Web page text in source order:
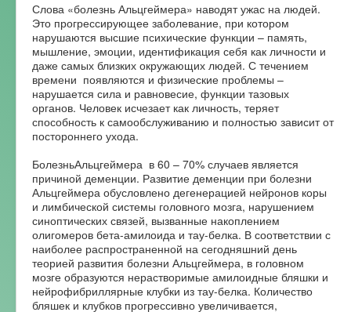
Слова «болезнь Альцгеймера» наводят ужас на людей.
Это прогрессирующее заболевание, при котором
нарушаются высшие психические функции – память,
мышление, эмоции, идентификация себя как личности и
даже самых близких окружающих людей. С течением
времени появляются и физические проблемы –
нарушается сила и равновесие, функции тазовых
органов. Человек исчезает как личность, теряет
способность к самообслуживанию и полностью зависит от
постороннего ухода.
БолезньАльцгеймера в 60 – 70% случаев является
причиной деменции. Развитие деменции при болезни
Альцгеймера обусловлено дегенерацией нейронов коры
и лимбической системы головного мозга, нарушением
синоптических связей, вызванные накоплением
олигомеров бета-амилоида и тау-белка. В соответствии с
наиболее распространенной на сегодняшний день
теорией развития болезни Альцгеймера, в головном
мозге образуются нерастворимые амилоидные бляшки и
нейрофибриллярные клубки из тау-белка. Количество
бляшек и клубков прогрессивно увеличивается,